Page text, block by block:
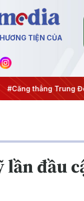
TIỆN CỦA
#Căng thẳng Trung
lần đầu